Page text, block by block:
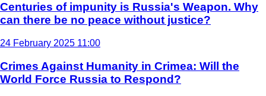
Centuries of impunity is Russia's Weapon. Why
can there be no peace without justice?
24 February 2025 11:00
Crimes Against Humanity in Crimea: Will the
World Force Russia to Respond?